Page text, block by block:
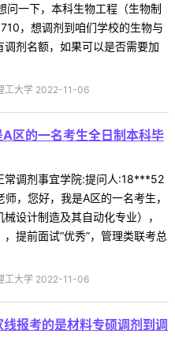
一下，本科生物工程（生物制
，想调剂到咱们学校的生物与
剂名额，如果可以是否需要加
工大学 2022-11-06
区的一名考生全日制本科毕
常调剂事宜学院:提问人:18***52
，您好，我是A区的一名考生，
设计制造及其自动化专业），
提前面试“优秀”，管理类联考总
工大学 2022-11-06
报考的是材料专硕调剂到调